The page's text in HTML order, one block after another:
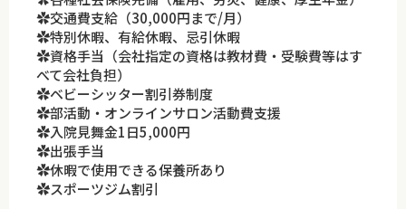
✿交通費支給（30,000円まで/月）
✿特別休暇、有給休暇、忌引休暇
✿資格手当（会社指定の資格は教材費・受験費等はす
べて会社負担）
✿ベビーシッター割引券制度
✿部活動・オンラインサロン活動費支援
✿入院見舞金1日5,000円
✿出張手当
✿休暇で使用できる保養所あり
✿スポーツジム割引